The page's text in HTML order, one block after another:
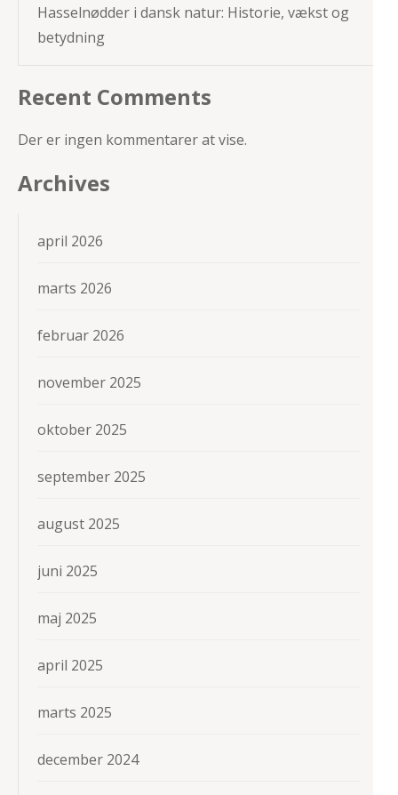
Hasselnødder i dansk natur: Historie, vækst og
betydning
Recent Comments
Der er ingen kommentarer at vise.
Archives
april 2026
marts 2026
februar 2026
november 2025
oktober 2025
september 2025
august 2025
juni 2025
maj 2025
april 2025
marts 2025
december 2024